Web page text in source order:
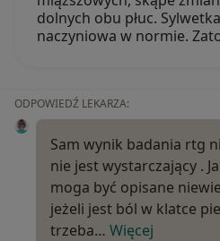
dolnych obu płuc.
naczyniowa w normie.
ODPOWIEDŹ LEKARZA:
Sam wynik badania rtg
nie jest wystarczający .
moga być opisane
jeżeli jest ból w klatce
trzeba… Więcej